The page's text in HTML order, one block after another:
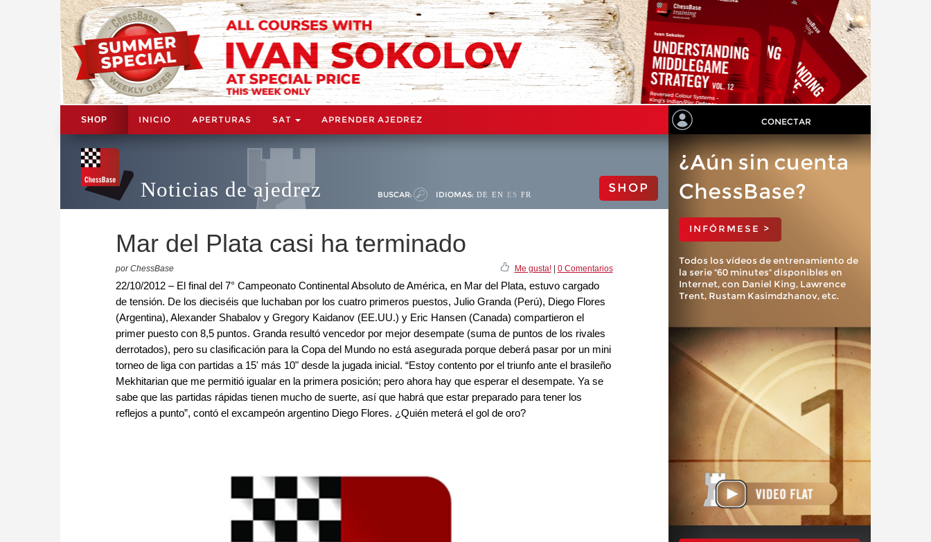
SHOP INICIO APERTURAS SAT APRENDER AJEDREZ CONECTAR
Noticias de ajedrez BUSCAR: IDIOMAS: DE EN ES FR SHOP
Mar del Plata casi ha terminado
por ChessBase Me gusta!| 0 Comentarios
22/10/2012 – El final del 7° Campeonato Continental Absoluto de América, en Mar del Plata, estuvo cargado
de tensión. De los dieciséis que luchaban por los cuatro primeros puestos, Julio Granda (Perú), Diego Flores
(Argentina), Alexander Shabalov y Gregory Kaidanov (EE.UU.) y Eric Hansen (Canada) compartieron el
primer puesto con 8,5 puntos. Granda resultó vencedor por mejor desempate (suma de puntos de los rivales
derrotados), pero su clasificación para la Copa del Mundo no está asegurada porque deberá pasar por un mini
torneo de liga con partidas a 15' más 10" desde la jugada inicial. “Estoy contento por el triunfo ante el brasileño
Mekhitarian que me permitió igualar en la primera posición; pero ahora hay que esperar el desempate. Ya se
sabe que las partidas rápidas tienen mucho de suerte, así que habrá que estar preparado para tener los
reflejos a punto”, contó el excampeón argentino Diego Flores. ¿Quién meterá el gol de oro?
¿Aún sin cuenta
ChessBase?
INFÓRMESE >
Todos los vídeos de entrenamiento de
la serie "60 minutes" disponibles en
Internet, con Daniel King, Lawrence
Trent, Rustam Kasimdzhanov, etc.